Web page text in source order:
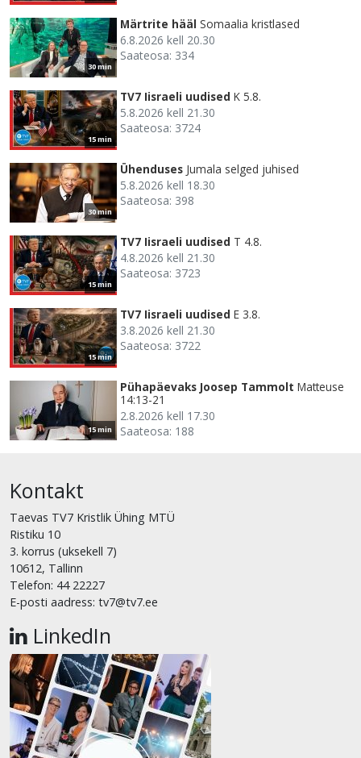
30 min
Märtrite hääl Somaalia kristlased
6.8.2026 kell 20.30
Saateosa: 334
15 min
TV7 Iisraeli uudised K 5.8.
5.8.2026 kell 21.30
Saateosa: 3724
30 min
Ühenduses Jumala selged juhised
5.8.2026 kell 18.30
Saateosa: 398
15 min
TV7 Iisraeli uudised T 4.8.
4.8.2026 kell 21.30
Saateosa: 3723
15 min
TV7 Iisraeli uudised E 3.8.
3.8.2026 kell 21.30
Saateosa: 3722
15 min
Pühapäevaks Joosep Tammolt Matteuse
14:13-21
2.8.2026 kell 17.30
Saateosa: 188
Kontakt
Taevas TV7 Kristlik Ühing MTÜ
Ristiku 10
3. korrus (uksekell 7)
10612, Tallinn
Telefon: 44 22227
E-posti aadress: tv7@tv7.ee
LinkedIn